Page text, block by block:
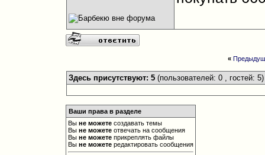
«
Здесь присутствуют: 5 (пользователей: 0 , гостей: 5)
Ваши права в разделе
Выне можете создавать темы
Выне можете отвечать на сообщения
Выне можете прикреплять файлы
Выне можете редактировать сообщения